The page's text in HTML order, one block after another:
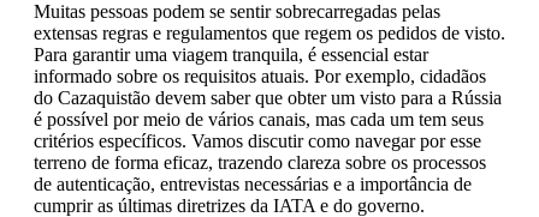
Muitas pessoas podem se sentir sobrecarregadas pelas
extensas regras e regulamentos que regem os pedidos de visto.
Para garantir uma viagem tranquila, é essencial estar
informado sobre os requisitos atuais. Por exemplo, cidadãos
do Cazaquistão devem saber que obter um visto para a Rússia
é possível por meio de vários canais, mas cada um tem seus
critérios específicos. Vamos discutir como navegar por esse
terreno de forma eficaz, trazendo clareza sobre os processos
de autenticação, entrevistas necessárias e a importância de
cumprir as últimas diretrizes da IATA e do governo.